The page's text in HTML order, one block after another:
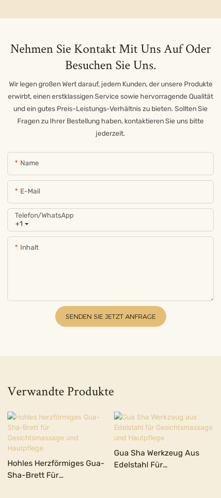
Nehmen Sie Kontakt Mit Uns Auf Oder
Besuchen Sie Uns.
Wir legen großen Wert darauf, jedem Kunden, der unsere Produkte
erwirbt, einen erstklassigen Service sowie hervorragende Qualität
und ein gutes Preis-Leistungs-Verhältnis zu bieten. Sollten Sie
Fragen zu Ihrer Bestellung haben, kontaktieren Sie uns bitte
jederzeit.
Name
E-Mail
+1
Telefon/WhatsApp
Inhalt
SENDEN SIE JETZT ANFRAGE
Verwandte Produkte
Hohles Herzförmiges Gua-
Sha-Brett Für
Gua Sha Werkzeug Aus
Edelstahl Für